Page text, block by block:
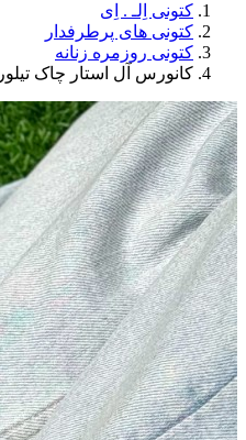
کتونی اِلـ . اِی
کتونی های پرطرفدار
کتونی روزمره زنانه
کانورس آل استار چاک تیلور ۷۰ جین آبی || Converse Chuck Taylor 70 Ocean Retreat (کد ۵۷۹)